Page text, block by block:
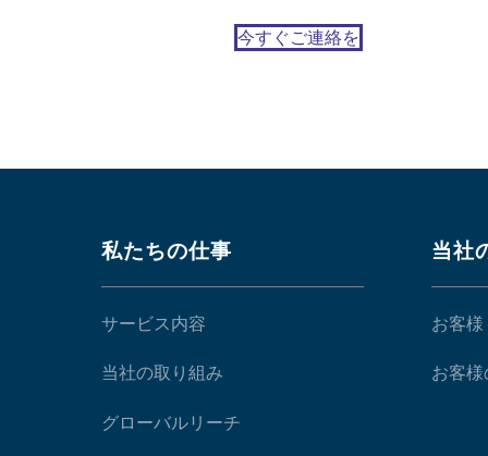
今すぐご連絡を
私たちの仕事
サービス内容
当社の取り組み
グローバルリーチ
当社
お客様
お客